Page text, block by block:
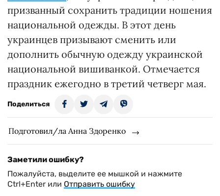
призванный сохранить традиции ношения
национальной одежды. В этот день
украинцев призывают сменить или
дополнить обычную одежду украинской
национальной вишиванкой. Отмечается
праздник ежегодно в третий четверг мая.
Поделиться
Подготовил/ла Анна Здоренко
Заметили ошибку?
Пожалуйста, выделите ее мышкой и нажмите
Ctrl+Enter или Отправить ошибку